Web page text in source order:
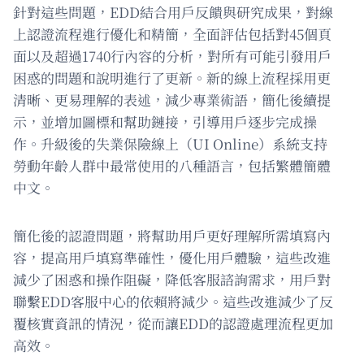
針對這些問題，EDD結合用戶反饋與研究成果，對線
上認證流程進行優化和精簡，全面評估包括對45個頁
面以及超過1740行內容的分析，對所有可能引發用戶
困惑的問題和說明進行了更新。新的線上流程採用更
清晰、更易理解的表述，減少專業術語，簡化後續提
示，並增加圖標和幫助鏈接，引導用戶逐步完成操
作。升級後的失業保險線上（UI Online）系統支持
勞動年齡人群中最常使用的八種語言，包括繁體簡體
中文。
簡化後的認證問題，將幫助用戶更好理解所需填寫內
容，提高用戶填寫準確性，優化用戶體驗，這些改進
減少了困惑和操作阻礙，降低客服諮詢需求，用戶對
聯繫EDD客服中心的依賴將減少。這些改進減少了反
覆核實資訊的情況，從而讓EDD的認證處理流程更加
高效。